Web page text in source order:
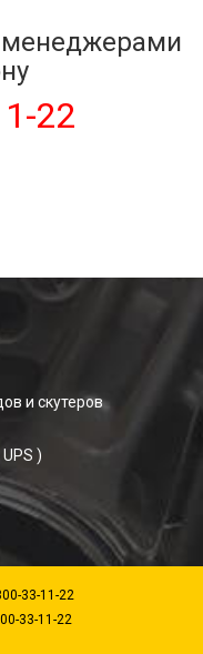
22
и скутеров
)
33-11-22
33-11-22